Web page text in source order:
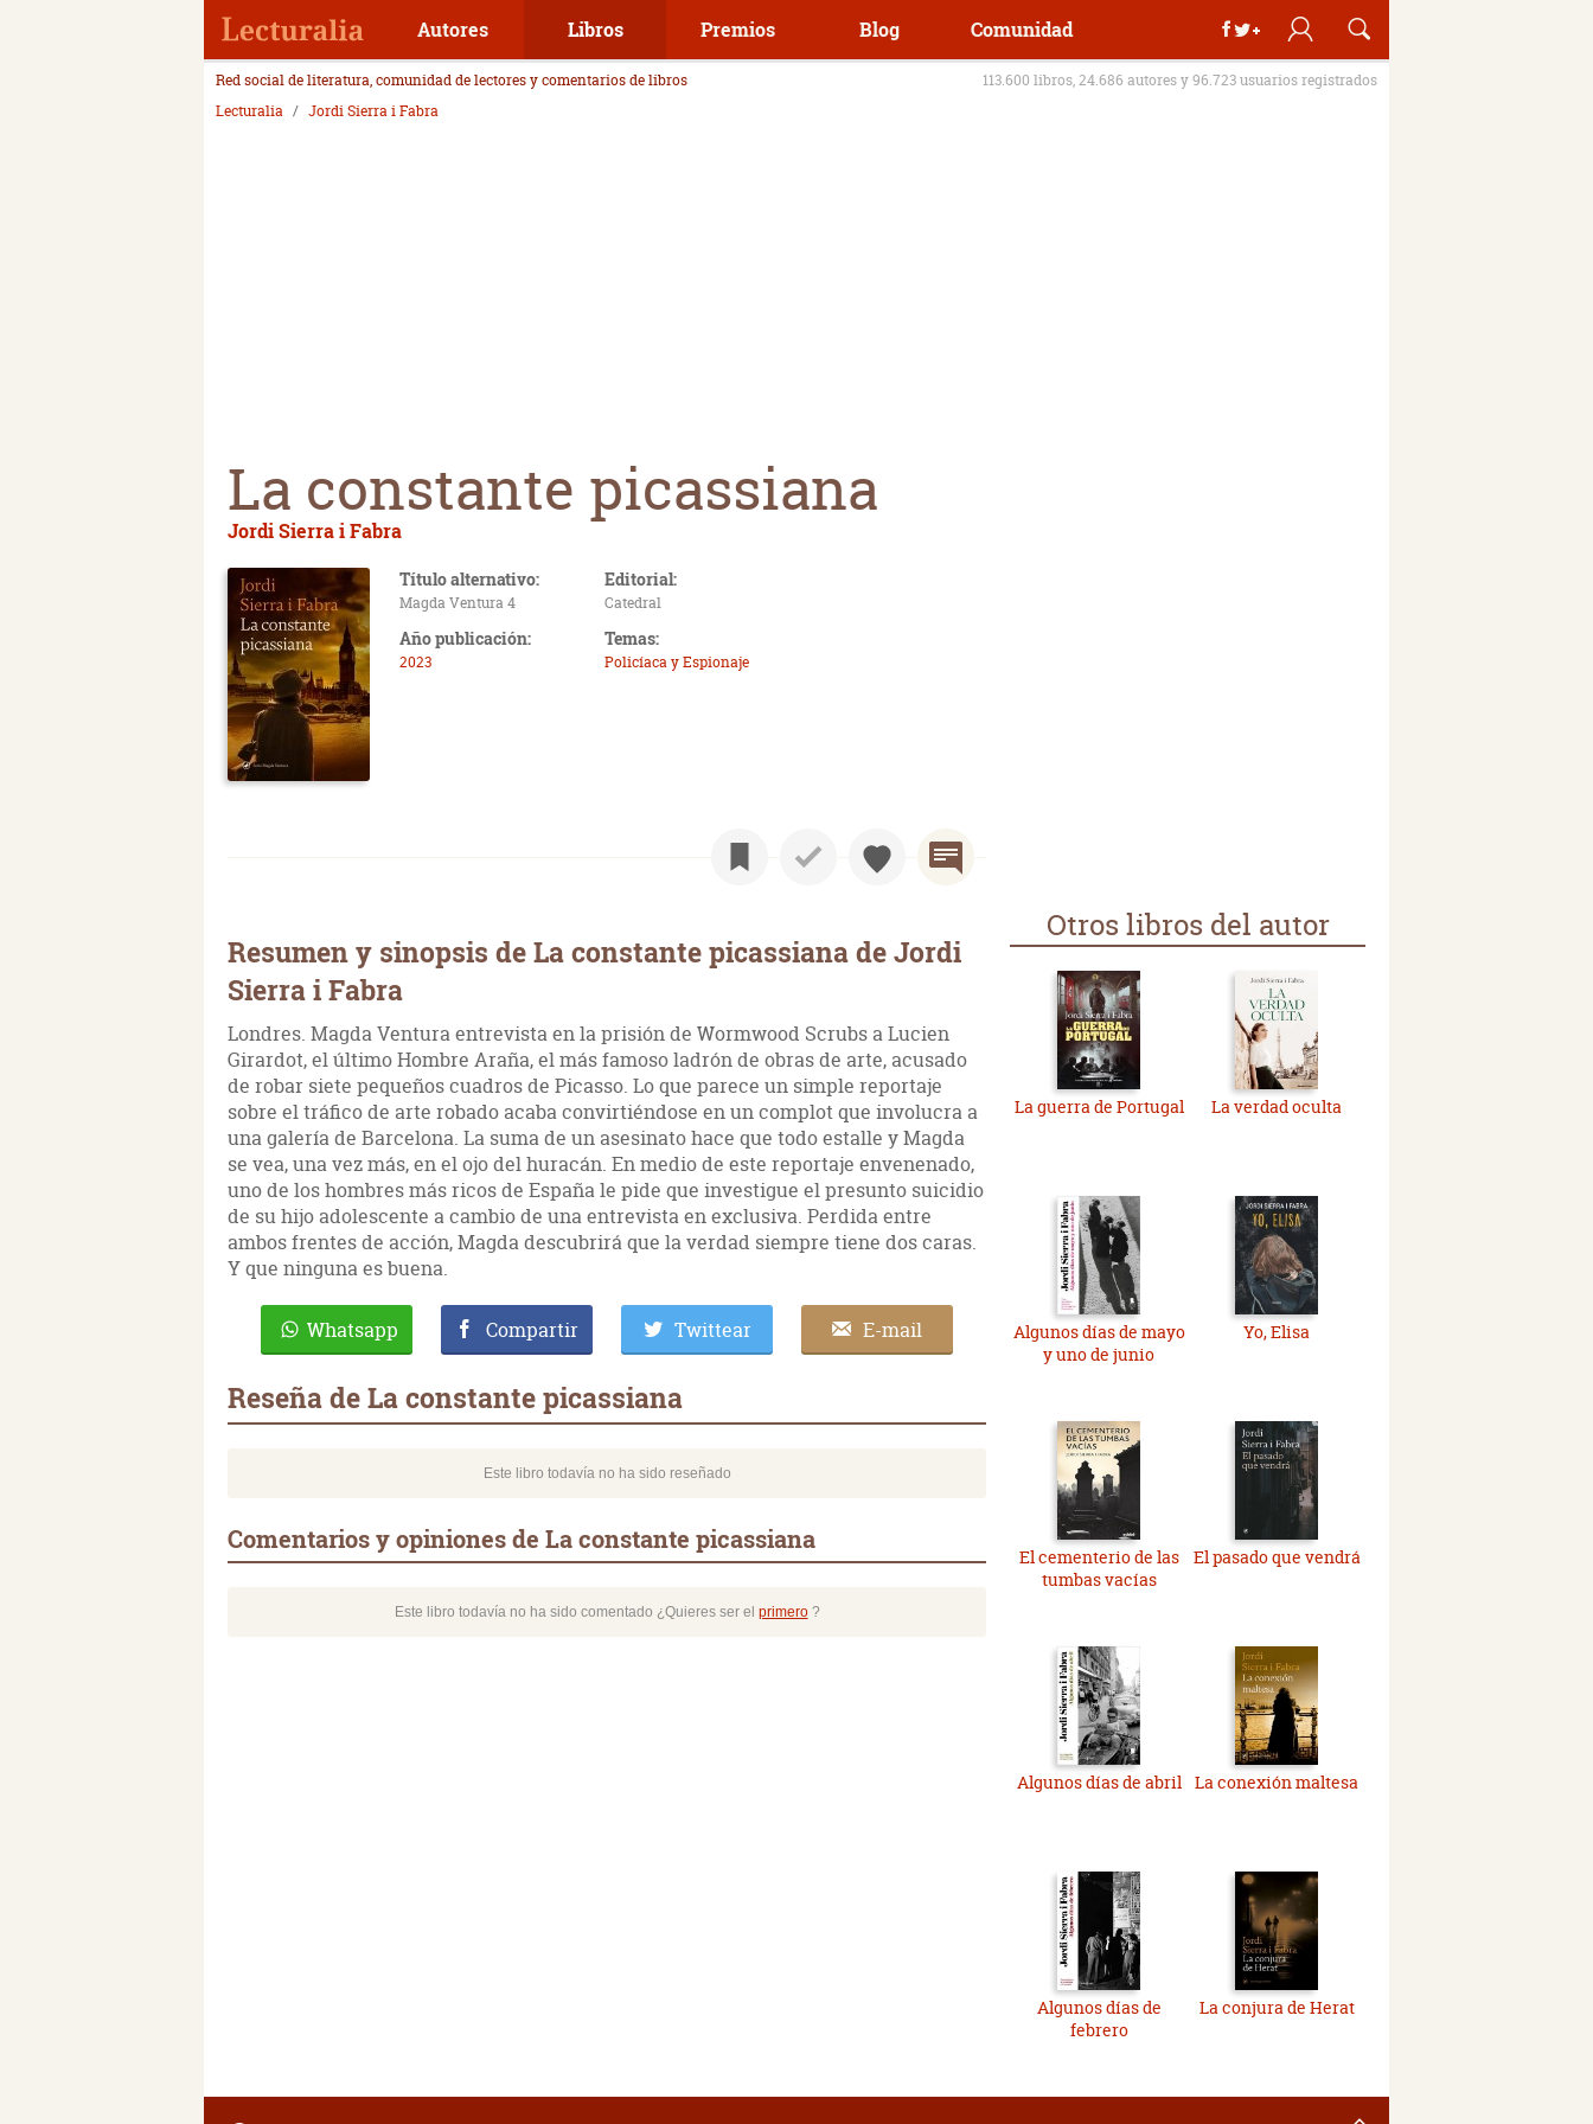
Autores Libros Premios Blog Comunidad
Red social de literatura, comunidad de lectores y comentarios de libros
113.600 libros, 24.686 autores y 96.723 usuarios registrados
Lecturalia
Jordi Sierra i Fabra
La constante picassiana
Jordi Sierra i Fabra
Título alternativo:
Magda Ventura 4
Editorial:
Catedral
Año publicación:
2023
Temas:
Policíaca y Espionaje
Resumen y sinopsis de La constante picassiana de Jordi
Sierra i Fabra
Londres. Magda Ventura entrevista en la prisión de Wormwood Scrubs a Lucien
Girardot, el último Hombre Araña, el más famoso ladrón de obras de arte, acusado
de robar siete pequeños cuadros de Picasso. Lo que parece un simple reportaje
sobre el tráfico de arte robado acaba convirtiéndose en un complot que involucra a
una galería de Barcelona. La suma de un asesinato hace que todo estalle y Magda
se vea, una vez más, en el ojo del huracán. En medio de este reportaje envenenado,
uno de los hombres más ricos de España le pide que investigue el presunto suicidio
de su hijo adolescente a cambio de una entrevista en exclusiva. Perdida entre
ambos frentes de acción, Magda descubrirá que la verdad siempre tiene dos caras.
Y que ninguna es buena.
Whatsapp Compartir Twittear E-mail
Reseña de La constante picassiana
Este libro todavía no ha sido reseñado
Comentarios y opiniones de La constante picassiana
Este libro todavía no ha sido comentado ¿Quieres ser el primero?
Otros libros del autor
La guerra de Portugal La verdad oculta
Algunos días de mayo
y uno de junio
Yo, Elisa
El cementerio de las
tumbas vacías
El pasado que vendrá
Algunos días de abril La conexión maltesa
Algunos días de
febrero
La conjura de Herat